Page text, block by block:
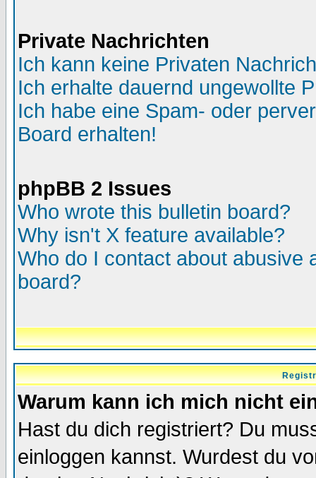
Private Nachrichten
Ich kann keine Privaten
Ich erhalte dauernd ungewollte
Ich habe eine Spam- oder
Board erhalten!
phpBB 2 Issues
Who wrote this bulletin board?
Why isn't X feature available?
Who do I contact about abusive
board?
Warum kann ich mich nicht
Hast du dich registriert? Du
einloggen kannst. Wurdest du